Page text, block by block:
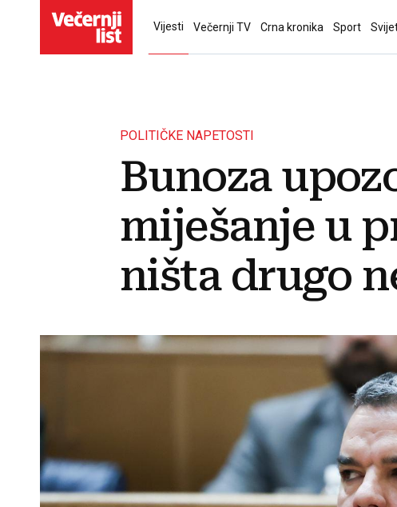
Vijesti Večernji TV Crna kronika Sport
POLITIČKE NAPETOSTI
Bunoza
miješanje u
ništa drugo